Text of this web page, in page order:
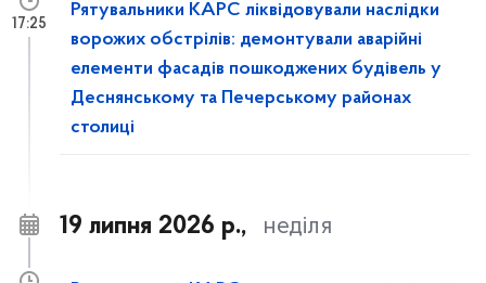
Рятувальники КАРС ліквідовували наслідки
ворожих обстрілів: демонтували аварійні
елементи фасадів пошкоджених будівель у
Деснянському та Печерському районах
столиці
17:25
19 липня 2026 р., неділя